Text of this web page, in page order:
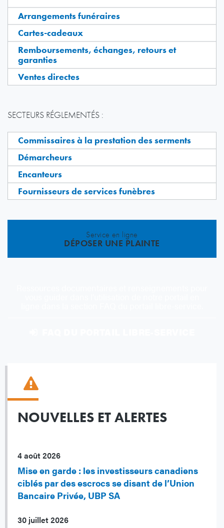
Arrangements funéraires
Cartes-cadeaux
Remboursements, échanges, retours et
garanties
Ventes directes
SECTEURS RÉGLEMENTÉS :
Commissaires à la prestation des serments
Démarcheurs
Encanteurs
Fournisseurs de services funèbres
Service en ligne
DÉPOSER UNE PLAINTE
NOUVELLES ET ALERTES
4 août 2026
Mise en garde : les investisseurs canadiens
ciblés par des escrocs se disant de l’Union
Bancaire Privée, UBP SA
30 juillet 2026